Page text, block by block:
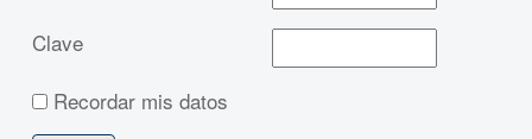
Clave
Recordar mis datos